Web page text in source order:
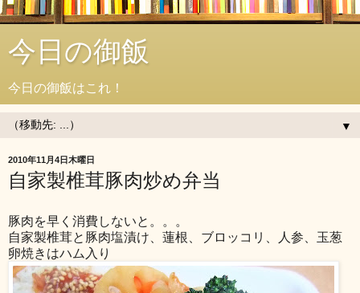
今日の御飯
今日の御飯はこれ！
▼
2010年11月4日木曜日
自家製椎茸豚肉炒め弁当
豚肉を早く消費しないと。。。
自家製椎茸と豚肉塩漬け、蓮根、ブロッコリ、人参、玉葱
卵焼きはハム入り